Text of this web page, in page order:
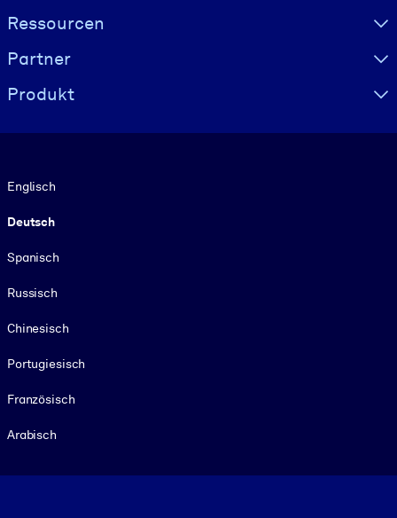
Ressourcen
Partner
Produkt
Englisch
Deutsch
Spanisch
Russisch
Chinesisch
Portugiesisch
Französisch
Arabisch